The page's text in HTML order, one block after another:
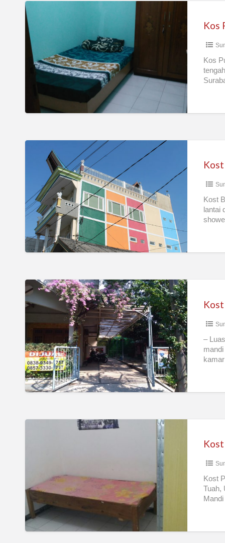
Kos
Putra
Lokasi
Strategis,
Tenang
Nyaman
Kos
Bhinneka
Tunggal
area
SIMO
fasilitas
Lengkap
Kost
lantai
Kost
Dr.
–
Kost
Tuah,